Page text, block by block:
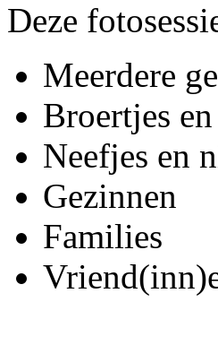
Deze
Meerdere
Broertjes
Neefjes en
Gezinnen
Families